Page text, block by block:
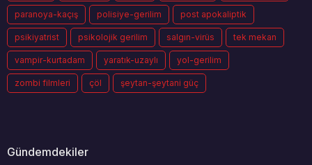
paranoya-kaçış polisiye-gerilim post apokaliptik
psikiyatrist psikolojik gerilim salgın-virüs tek mekan
vampir-kurtadam yaratık-uzaylı yol-gerilim
zombi filmleri çöl şeytan-şeytani güç
Gündemdekiler